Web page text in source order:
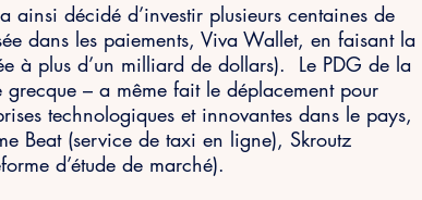
ainsi décidé d’investir plusieurs centaines de
dans les paiements, Viva Wallet, en faisant la
à plus d’un milliard de dollars).  Le PDG de la
– a même fait le déplacement pour
technologiques et innovantes dans le pays,
Beat (service de taxi en ligne), Skroutz
d’étude de marché).